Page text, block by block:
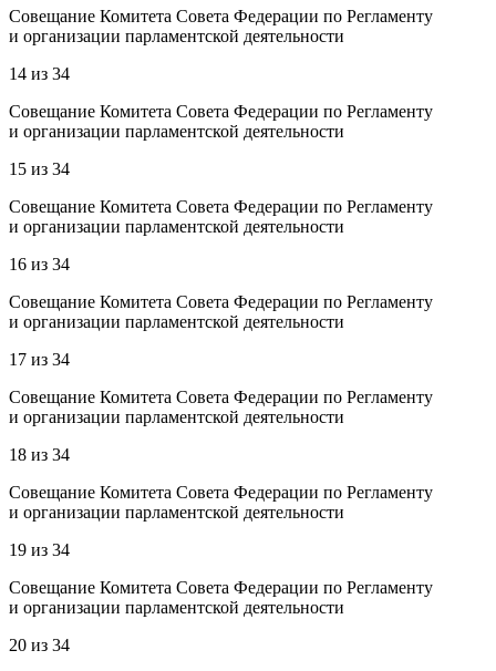
Совещание Комитета Совета Федерации по Регламенту
и организации парламентской деятельности
14 из 34
Совещание Комитета Совета Федерации по Регламенту
и организации парламентской деятельности
15 из 34
Совещание Комитета Совета Федерации по Регламенту
и организации парламентской деятельности
16 из 34
Совещание Комитета Совета Федерации по Регламенту
и организации парламентской деятельности
17 из 34
Совещание Комитета Совета Федерации по Регламенту
и организации парламентской деятельности
18 из 34
Совещание Комитета Совета Федерации по Регламенту
и организации парламентской деятельности
19 из 34
Совещание Комитета Совета Федерации по Регламенту
и организации парламентской деятельности
20 из 34